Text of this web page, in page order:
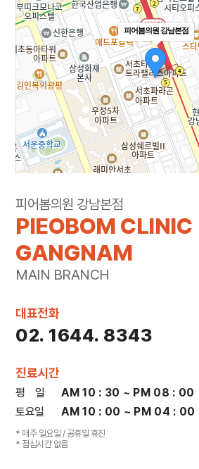
피어봄의원 강남본점
301~302호
전화
1644-8343
피어봄의원 강남본점
PIEOBOM CLINIC
GANGNAM
MAIN BRANCH
대표전화
02. 1644. 8343
진료시간
평 일
AM 10 : 30 ~ PM 08 : 00
토요일
AM 10 : 00 ~ PM 04 : 00
* 매주 일요일 / 공휴일 휴진
* 점심시간 없음